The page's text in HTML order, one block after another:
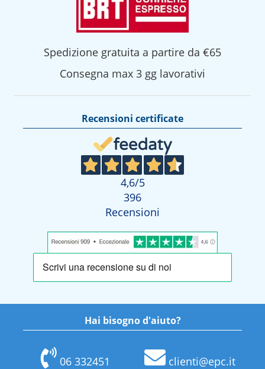
Spedizione gratuita a partire da €65
Consegna max 3 gg lavorativi
Recensioni certificate
4,6/5
396
Recensioni
Hai bisogno d'aiuto?
06 332451 clienti@epc.it